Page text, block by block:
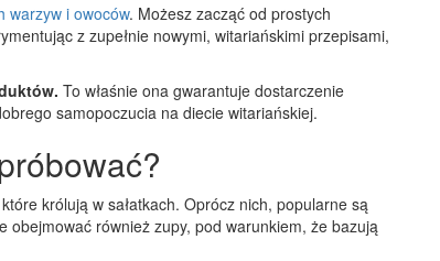
warzyw i owoców. Możesz zacząć od prostych
z zupełnie nowymi, witariańskimi przepisami,
To właśnie ona gwarantuje dostarczenie
samopoczucia na diecie witariańskiej.
królują w sałatkach. Oprócz nich, popularne są
obejmować również zupy, pod warunkiem, że bazują